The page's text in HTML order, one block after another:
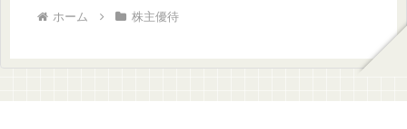
ホーム 株主優待